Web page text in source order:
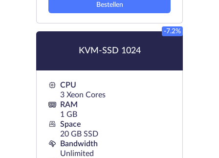
Bestellen
KVM-SSD 1024
-7.2%
CPU
3 Xeon Cores
RAM
1 GB
Space
20 GB SSD
Bandwidth
Unlimited